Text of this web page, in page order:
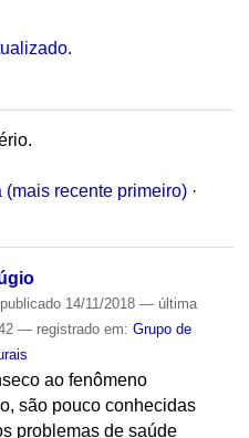
(mais recente primeiro) ·
publicado14/11/2018 — última
— registrado em: Grupo de
ao fenômeno
são pouco conhecidas
problemas de saúde